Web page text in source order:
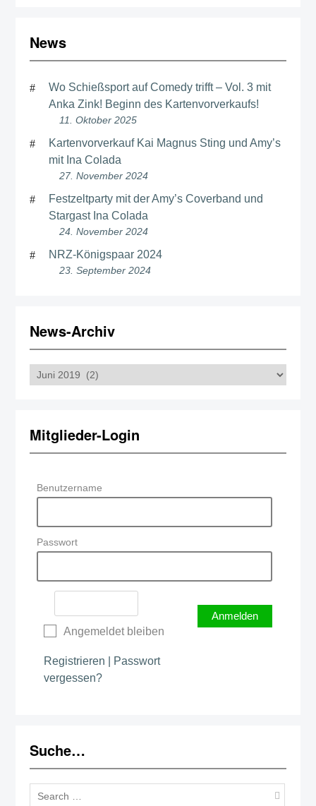
News
Wo Schießsport auf Comedy trifft – Vol. 3 mit
Anka Zink! Beginn des Kartenvorverkaufs!
11. Oktober 2025
Kartenvorverkauf Kai Magnus Sting und Amy’s
mit Ina Colada
27. November 2024
Festzeltparty mit der Amy’s Coverband und
Stargast Ina Colada
24. November 2024
NRZ-Königspaar 2024
23. September 2024
News-Archiv
News-
Archiv
Mitglieder-Login
Benutzername
Passwort
Angemeldet bleiben
Registrieren
Passwort
vergessen?
Suche…